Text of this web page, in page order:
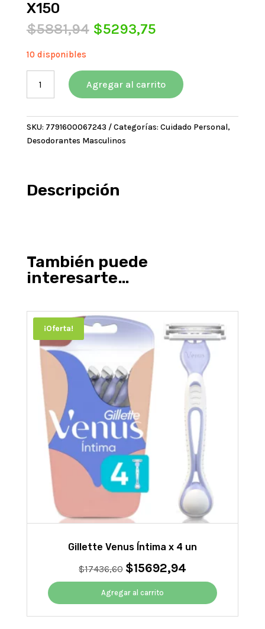
X150
$5881,94 El
era:
$5881,94.
$5293,75El
es:
$5293,75.
10 disponibles
Freedom
X150
cantidad
Agregar al carrito
SKU: 7791600067243 Categorías: Cuidado Personal,
Desodorantes Masculinos
Descripción
También puede
interesarte…
¡Oferta!
Gillette Venus Íntima x 4 un
$17436,60 El
precio
original
era:
$17436,60.
$15692,94El
precio
es:
$15692,94.
Agregar al carrito